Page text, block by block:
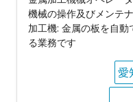
機械の操作及びメンテ
加工機: 金属の板を自
る業務です
愛